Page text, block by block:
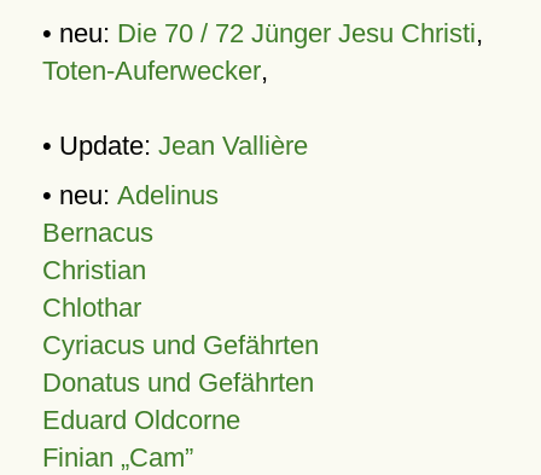
• neu: Die 70 / 72 Jünger Jesu Christi,
Toten-Auferwecker,
• Update: Jean Vallière
• neu: Adelinus
Bernacus
Christian
Chlothar
Cyriacus und Gefährten
Donatus und Gefährten
Eduard Oldcorne
Finian Cam